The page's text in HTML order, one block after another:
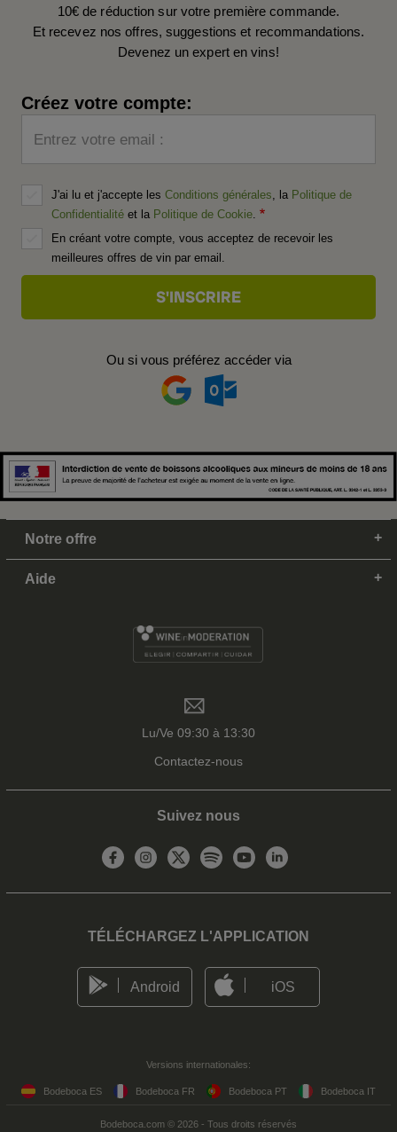
10€ de réduction sur votre première commande.
Et recevez nos offres, suggestions et recommandations.
Devenez un expert en vins!
Créez votre compte:
Entrez votre email :
J'ai lu et j'accepte les Conditions générales , la Politique de
Confidentialité et la Politique de Cookie
En créant votre compte, vous acceptez de recevoir les
meilleures offres de vin par email.
Ou si vous préférez accéder via
Notre offre
Aide
Lu/Ve 09:30 à 13:30
Contactez-nous
Suivez nous
TÉLÉCHARGEZ L'APPLICATION
Android iOS
Versions internationales:
Bodeboca ES Bodeboca FR Bodeboca PT Bodeboca IT
Bodeboca.com © 2026 - Tous droits réservés